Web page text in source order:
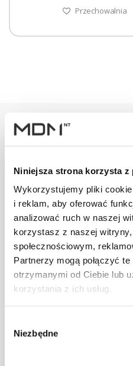
Niniejsza strona korzysta z
Wykorzystujemy pliki
i reklam, aby oferować
analizować ruch w naszej
korzystasz z naszej
społecznościowym,
Partnerzy mogą połączyć
otrzymanymi od Ciebie lub
korzystania z ich usług.
zgody
Niezbędne
Przechowalnia
Klamra
U